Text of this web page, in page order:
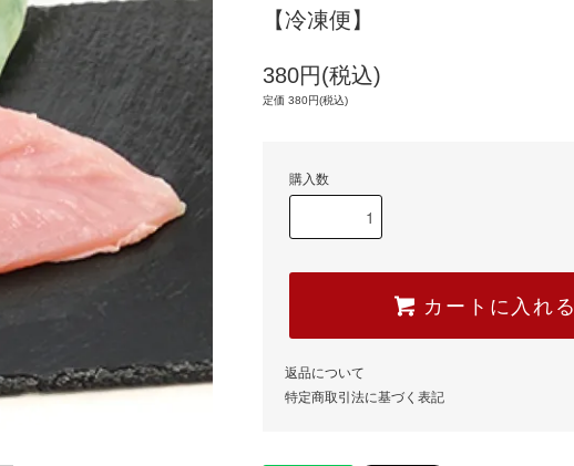
【冷凍便】
380円(税込)
定価 380円(税込)
購入数
カートに入れる
返品について
特定商取引法に基づく表記